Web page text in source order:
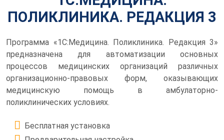
ЦКБ
37331-
24.01.2014г.
Youtube-
канал
Telegram-
канал
КОНТАКТЫ
Уникальные
ПОЛИКЛИНИКА. РЕДАКЦИЯ 3
Программа «1С:Медицина. Поликлиника. Редакция 3»
предназначена для автоматизации основных
процессов медицинских организаций различных
организационно-правовых форм, оказывающих
медицинскую помощь в амбулаторно-
поликлинических условиях.
Бесплатная установка